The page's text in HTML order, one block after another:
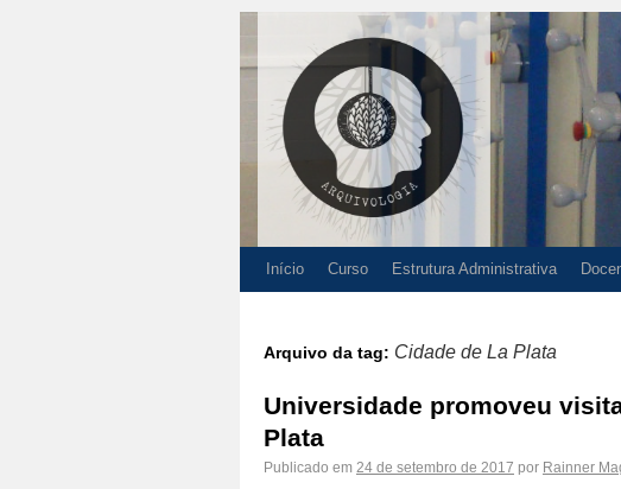
Início Curso Estrutura Administrativa
Arquivo da tag: Cidade de La Plata
Universidade promoveu
Plata
Publicado em 24 de setembro de 2017 por Rainner